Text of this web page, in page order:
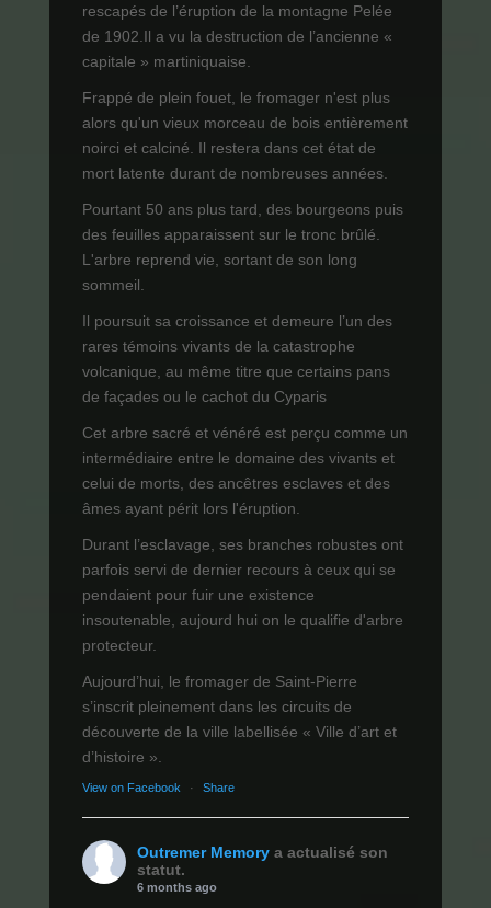
rescapés de l’éruption de la montagne Pelée
de 1902.Il a vu la destruction de l’ancienne «
capitale » martiniquaise.
Frappé de plein fouet, le fromager n'est plus
alors qu'un vieux morceau de bois entièrement
noirci et calciné. Il restera dans cet état de
mort latente durant de nombreuses années.
Pourtant 50 ans plus tard, des bourgeons puis
des feuilles apparaissent sur le tronc brûlé.
L'arbre reprend vie, sortant de son long
sommeil.
Il poursuit sa croissance et demeure l’un des
rares témoins vivants de la catastrophe
volcanique, au même titre que certains pans
de façades ou le cachot du Cyparis
Cet arbre sacré et vénéré est perçu comme un
intermédiaire entre le domaine des vivants et
celui de morts, des ancêtres esclaves et des
âmes ayant périt lors l'éruption.
Durant l’esclavage, ses branches robustes ont
parfois servi de dernier recours à ceux qui se
pendaient pour fuir une existence
insoutenable, aujourd hui on le qualifie d'arbre
protecteur.
Aujourd’hui, le fromager de Saint-Pierre
s’inscrit pleinement dans les circuits de
découverte de la ville labellisée « Ville d’art et
d’histoire ».
View on Facebook · Share
Outremer Memory a actualisé son
statut.
6 months ago